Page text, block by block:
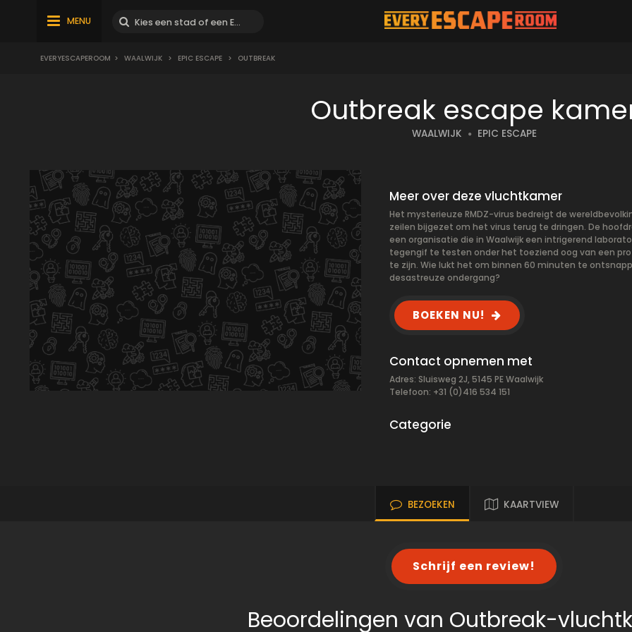
MENU
EVERYESCAPEROOM > WAALWIJK > EPIC ESCAPE > OUTBREAK
Outbreak escape
WAALWIJK EPIC ESCAPE
Meer over deze vluchtkamer
Het mysterieuze RMDZ-virus bedreigt de
zeilen bijgezet om het virus terug te dringen. De
een organisatie die in Waalwijk een intrigerend
tegengif te testen onder het toeziend oog van een
te zijn. Wie lukt het om binnen 60 minuten te
desastreuze ondergang?
BOEKEN NU!
Contact opnemen met
Adres: Sluisweg 2J, 5145 PE Waalwijk
Telefoon: +31 (0)416 534 151
Categorie
BEZOEKEN KAARTVIEW
Schrijf een review!
Beoordelingen van Outbreak-